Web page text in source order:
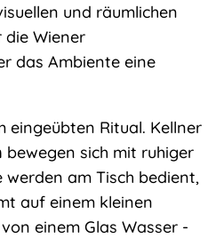
und räumlichen
Wiener
das Ambiente eine
eingeübten Ritual. Kellner
bewegen sich mit ruhiger
am Tisch bedient,
auf einem kleinen
einem Glas Wasser -